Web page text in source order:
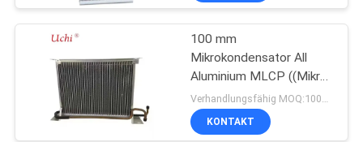
ÜBER
FABRIK-
AUSFLUG
SMD-Varistor
34
100 mm
Mikrokondensator All
Aluminium MLCP ((Mikro-
Kanal-
Flüssigkeitskühlplatte)
für effiziente
KONTAKT